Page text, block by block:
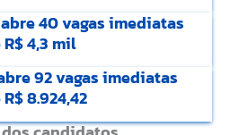
40 vagas imediatas
4,3 mil
92 vagas imediatas
8.924,42